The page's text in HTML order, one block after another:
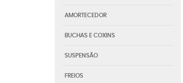
AMORTECEDOR
BUCHAS E COXINS
SUSPENSÃO
FREIOS